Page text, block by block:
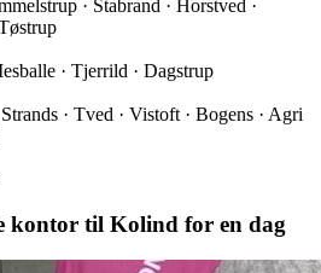
· Stabrand · Horstved ·
· Tjerrild · Dagstrup
· Tved · Vistoft · Bogens · Agri
kontor til Kolind for en dag